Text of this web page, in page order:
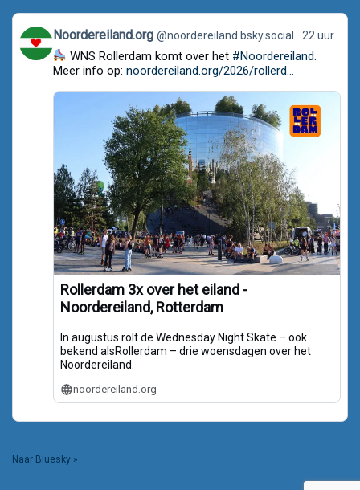
View
post
by
Noordereiland.org
Noordereiland.org @noordereiland.bsky.social 22 uur
WNS Rollerdam komt over het #Noordereiland
Meer info op: noordereiland.org/2026/rollerd...
Rollerdam 3x over het eiland -
Noordereiland, Rotterdam
In augustus rolt de Wednesday Night Skate – ook
bekend alsRollerdam – drie woensdagen over het
Noordereiland.
noordereiland.org
Naar Bluesky »